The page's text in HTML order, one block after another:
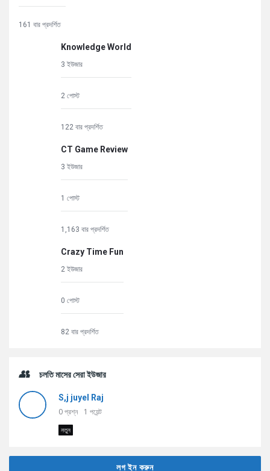
161 বার প্রদর্শিত
Knowledge World
3 ইউজার
2 পোস্ট
122 বার প্রদর্শিত
CT Game Review
3 ইউজার
1 পোস্ট
1,163 বার প্রদর্শিত
Crazy Time Fun
2 ইউজার
0 পোস্ট
82 বার প্রদর্শিত
চলতি মাসের সেরা ইউজার
S,j juyel Raj
0প্রশ্ন 1 পয়েন্ট
নতুন
লগ ইন করুন